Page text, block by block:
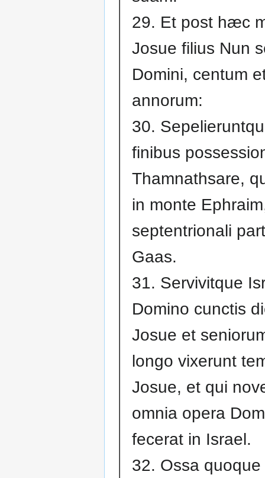
29. Et post hæc
Josue filius Nun
Domini, centum
annorum:
30.
finibus
Thamnathsare,
in monte
septentrionali
Gaas.
31. Servivitque
Domino cunctis
Josue et
longo vixerunt
Josue, et qui
omnia opera
fecerat in Israel.
32. Ossa